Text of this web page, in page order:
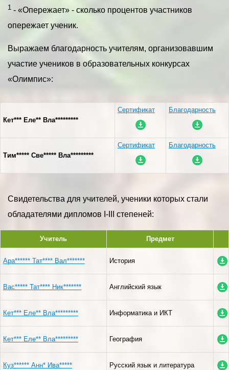
1 - «Опережает» - сколько процентов участников
опережает ученик.
Выражаем благодарность учителям, организовавшим
участие учеников в образовательных конкурсах
«Олимпис»:
Кет*** Еле** Вла*********
Сертификат Благодарность
Тим***** Све***** Вла*********
Сертификат Благодарность
Свидетельства для учителей, ученики которых стали
обладателями дипломов I-III степеней:
Учитель Предмет
Ара****** Тат**** Вал******* История
Вас***** Тат**** Ник******* Английский язык
Кет*** Еле** Вла********* Информатика и ИКТ
Кет*** Еле** Вла********* География
Куз****** Анн* Ива***** Русский язык и литература